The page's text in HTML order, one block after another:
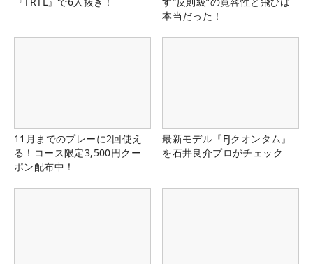
本当だった！
11月までのプレーに2回使え
る！コース限定3,500円クー
ポン配布中！
最新モデル『FJクオンタム』
を石井良介プロがチェック